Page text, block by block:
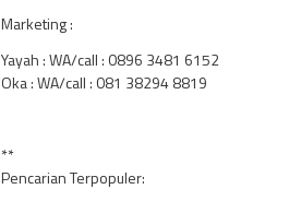
Marketing :
Yayah : WA/call : 0896 3481 6152
Oka : WA/call : 081 38294 8819
**
Pencarian Terpopuler: